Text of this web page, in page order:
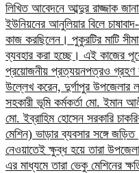
লিখিত আবেদনে আব্দুর রাজ্জাক
ইউনিয়নের আনুলিয়ার বিলে
কাজ করছিলেন। পুকুরটির মাটি
ব্যবহার করা হচ্ছে। এই কাজের
প্রয়োজনীয় প্রত্যয়নপত্রও গ্রহণ
উল্লেখ করেন, দুর্গাপুর উপজেলার
সহকারী ভূমি কর্মকর্তা মো. ইমান
মো. ইব্রাহিম হোসেন সরকারি
মেশিন) ভাড়ার ব্যবসার সঙ্গে
নেওয়াতেই ক্ষুব্ধ হয়ে তারা
এর মাধ্যমে তারা ভেকু মেশিনের